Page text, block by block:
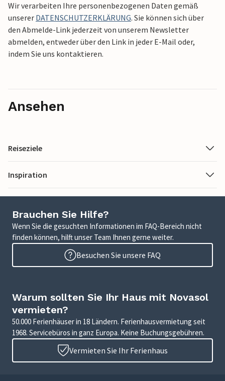
Wir verarbeiten Ihre personenbezogenen Daten gemäß
unserer DATENSCHUTZERKLÄRUNG. Sie können sich über
den Abmelde-Link jederzeit von unserem Newsletter
abmelden, entweder über den Link in jeder E-Mail oder,
indem Sie uns kontaktieren.
Ansehen
Reiseziele
Inspiration
Brauchen Sie Hilfe?
Wenn Sie die gesuchten Informationen im FAQ-Bereich nicht
finden können, hilft unser Team Ihnen gerne weiter.
Besuchen Sie unsere FAQ
Warum sollten Sie Ihr Haus mit Novasol
vermieten?
50.000 Ferienhäuser in 18 Ländern. Ferienhausvermietung seit
1968. Servicebüros in ganz Europa. Keine Buchungsgebühren.
Vermieten Sie Ihr Ferienhaus